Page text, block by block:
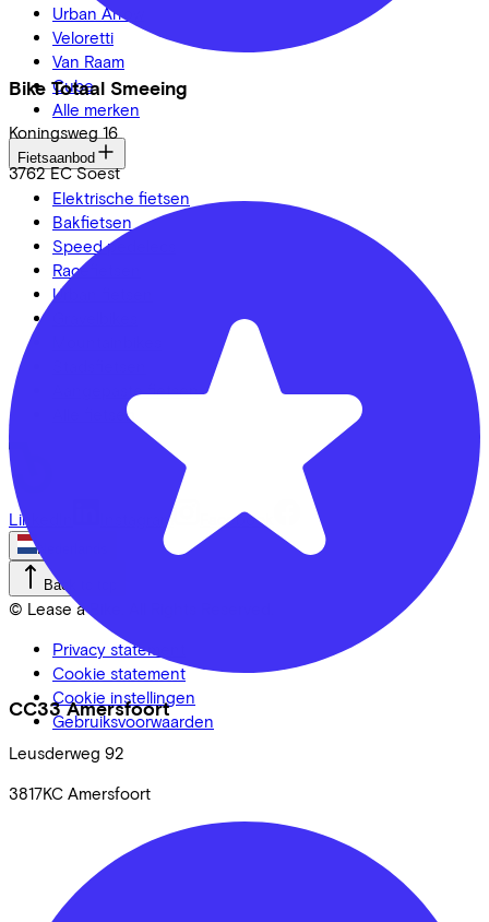
Bike Totaal Smeeing
Koningsweg 16
3762 EC Soest
CC33 Amersfoort
Leusderweg 92
3817KC Amersfoort
Urban Arrow
Veloretti
Van Raam
Cube
Alle merken
Fietsaanbod
Elektrische fietsen
Bakfietsen
Speed pedelecs
Racefietsen
Urban fietsen
Aangepaste fietsen
Alle fietsen
LinkedIn Instagram Facebook
Nederlands
Back to top
© Lease a Bike. All Rights Reserved.
Privacy statement
Cookie statement
Cookie instellingen
Gebruiksvoorwaarden